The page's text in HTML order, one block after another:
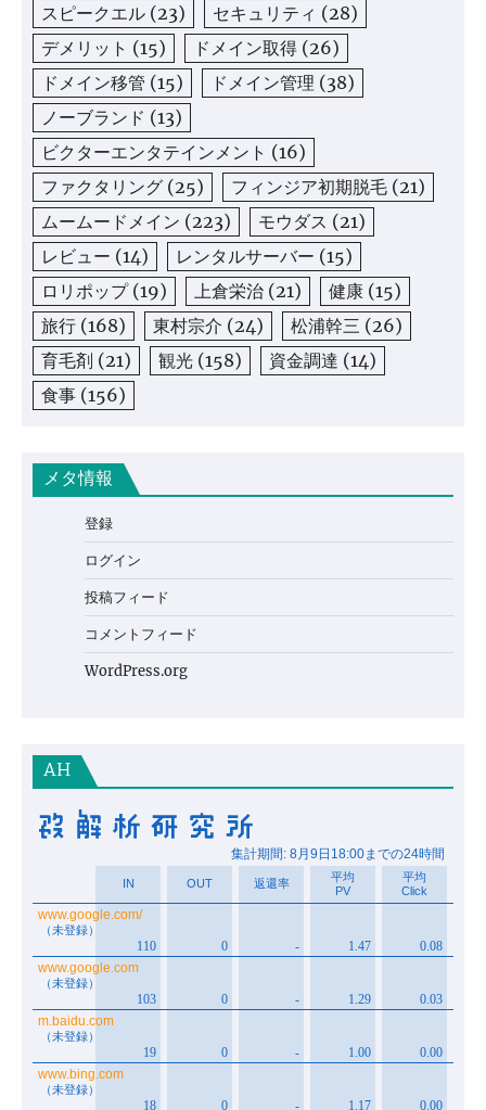
スピークエル (23) セキュリティ (28)
デメリット (15) ドメイン取得 (26)
ドメイン移管 (15) ドメイン管理 (38)
ノーブランド (13)
ビクターエンタテインメント (16)
ファクタリング (25) フィンジア初期脱毛 (21)
ムームードメイン (223) モウダス (21)
レビュー (14) レンタルサーバー (15)
ロリポップ(19) 上倉栄治 (21) 健康 (15)
旅行 (168) 東村宗介 (24) 松浦幹三 (26)
育毛剤 (21) 観光 (158) 資金調達 (14)
食事 (156)
メタ情報
登録
ログイン
投稿フィード
コメントフィード
WordPress.org
AH